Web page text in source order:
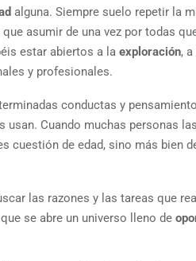
alguna. Siempre suelo repetir la
asumir de una vez por todas
estar abiertos a la exploración, a
y profesionales.
conductas y
Cuando muchas personas
cuestión de edad, sino más bien
las razones y las tareas que
se abre un universo lleno de